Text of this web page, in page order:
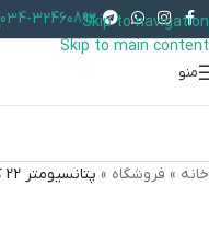
Skip to navigation
Skip to main content
034-32460892
منو
خانه » فروشگاه » پتانسیومتر 22 کیلو اهم خوابیده